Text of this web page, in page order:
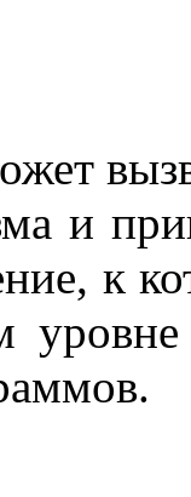
и
к